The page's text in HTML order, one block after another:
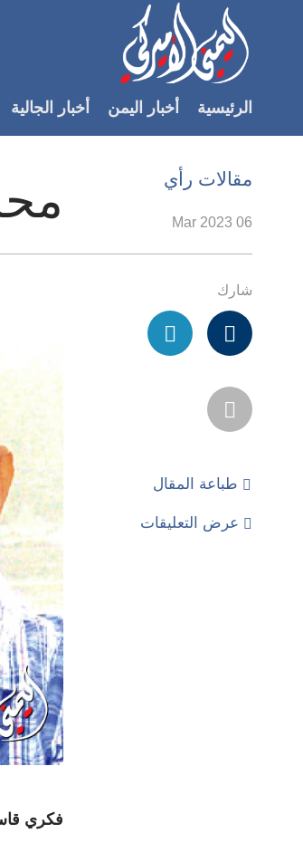
Accessibility
الرئيسي
الأقسام
الرئيسية أخبار اليمن أخبار الجالية
مقالات رأي
06 Mar 2023
شارك
طباعة المقال
عرض التعليقات
فكري